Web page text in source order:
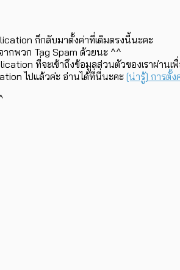
ก็กลับมาตั้งค่าที่เดิมตรงนี้นะคะ
กพวก Tag Spam ด้วยนะ ^^
ที่จะเข้าถึงข้อมูลส่วนตัวของเราผ่านเ
ไปแล้วค่ะ อ่านได้ที่นี่นะคะ [น่ารู้] การตั้